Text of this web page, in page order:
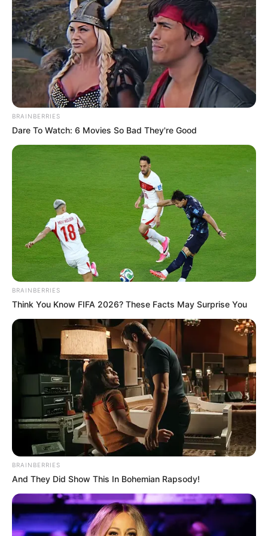
Εύβοια: Θλίψη για γνωστό επαγγελματία που
έφυγε από την ζωή
Ακολουθήστε το evianews.com στοGoogle
News
ΤΑ ΠΙΟ ΔΗΜΟΦΙΛΗ
BRAINBERRIES
Dare To Watch: 6 Movies So Bad They're Good
BRAINBERRIES
Think You Know FIFA 2026? These Facts May Surprise You
BRAINBERRIES
And They Did Show This In Bohemian Rapsody!